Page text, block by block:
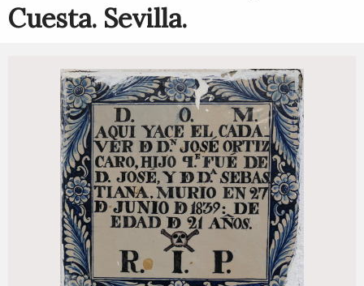
Cuesta. Sevilla.